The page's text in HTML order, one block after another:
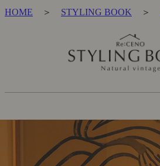
HOME ＞ STYLING BOOK ＞